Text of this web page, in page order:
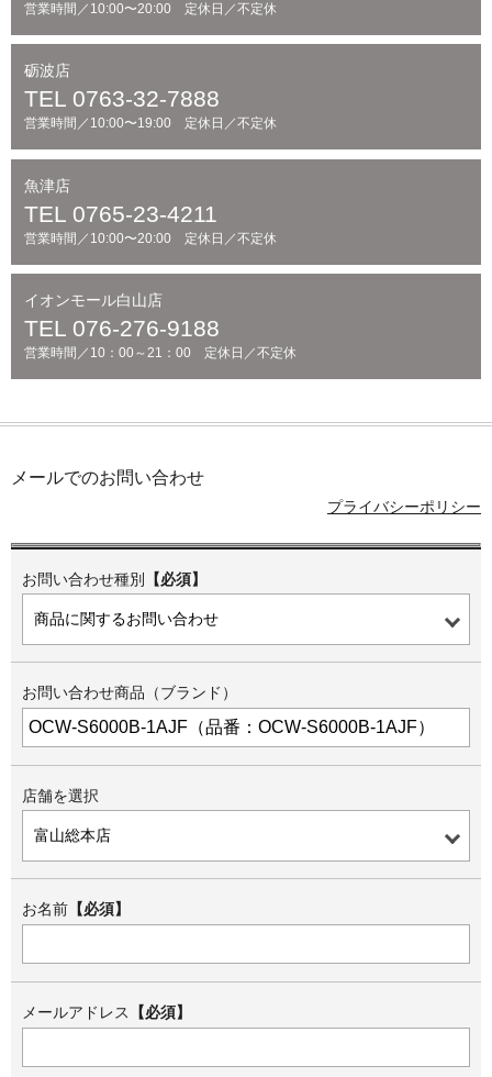
営業時間／10:00〜20:00 定休日／不定休
砺波店
TEL 0763-32-7888
営業時間／10:00〜19:00 定休日／不定休
魚津店
TEL 0765-23-4211
営業時間／10:00〜20:00 定休日／不定休
イオンモール白山店
TEL 076-276-9188
営業時間／10：00～21：00 定休日／不定休
メールでのお問い合わせ
プライバシーポリシー
お問い合わせ種別 【必須】
お問い合わせ商品（ブランド）
店舗を選択
お名前 【必須】
メールアドレス 【必須】